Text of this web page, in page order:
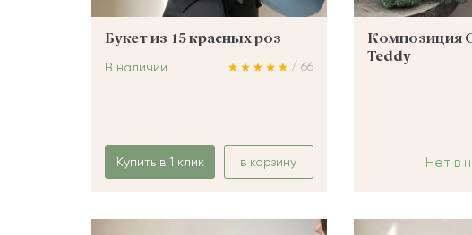
Букет из 15 красных роз
/ 66
В наличии
Купить в 1 клик в корзину
Композиция
Teddy
Нет в